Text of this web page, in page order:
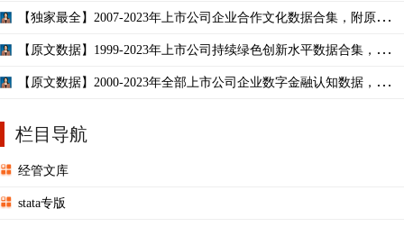
【独家最全】2007-2023年上市公司企业合作文化数据合集，附原始数
【原文数据】1999-2023年上市公司持续绿色创新水平数据合集，赠原
【原文数据】2000-2023年全部上市公司企业数字金融认知数据，附原
栏目导航
经管文库
stata专版